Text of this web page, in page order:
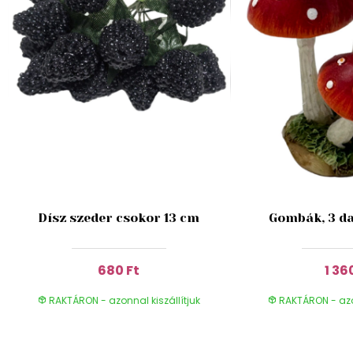
Dísz szeder csokor 13 cm
680 Ft
RAKTÁRON - azonnal kiszállítjuk
Gombák, 3
1
RAKTÁRON -